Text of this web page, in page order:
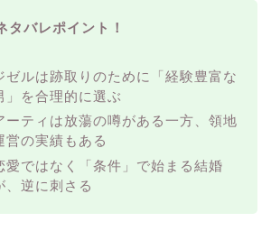
タバレポイント！
ゼルは跡取りのために「経験豊富な
」を合理的に選ぶ
ーティは放蕩の噂がある一方、領地
営の実績もある
愛ではなく「条件」で始まる結婚
、逆に刺さる